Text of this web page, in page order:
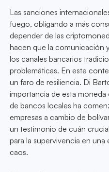
Las sanciones
fuego, obligando a más
depender de las
hacen que la comunicación
los canales bancarios
problemáticas. En este
un faro de resiliencia. Di
importancia de esta moneda
de bancos locales ha
empresas a cambio de
un testimonio de cuán
para la supervivencia en
caos.